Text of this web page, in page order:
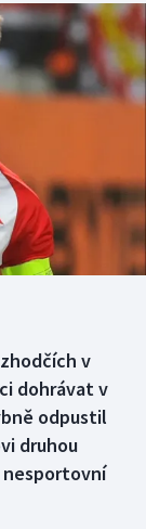
v
dohrávat v
odpustil
druhou
nesportovní